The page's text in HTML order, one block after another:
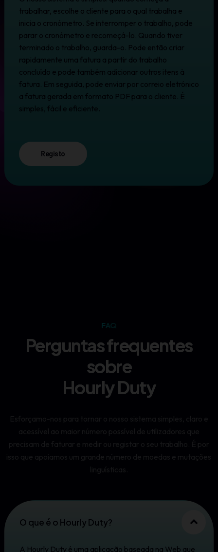
trabalhar, escolhe o cliente para o qual trabalha e
inicia o cronómetro. Se interromper o trabalho, pode
parar o cronómetro e recomeçá-lo. Quando tiver
terminado o trabalho, guarda-o. Pode então criar
rapidamente uma fatura a partir do trabalho
concluído e pode também adicionar outros itens à
fatura. Em seguida, pode enviar por correio eletrónico
a fatura gerada em formato PDF para o cliente. É
simples, fácil e eficiente.
Registo
FAQ
Perguntas frequentes
sobre
Hourly Duty
O que é o Hourly Duty?
A Hourly Duty é uma aplicação baseada na Web que